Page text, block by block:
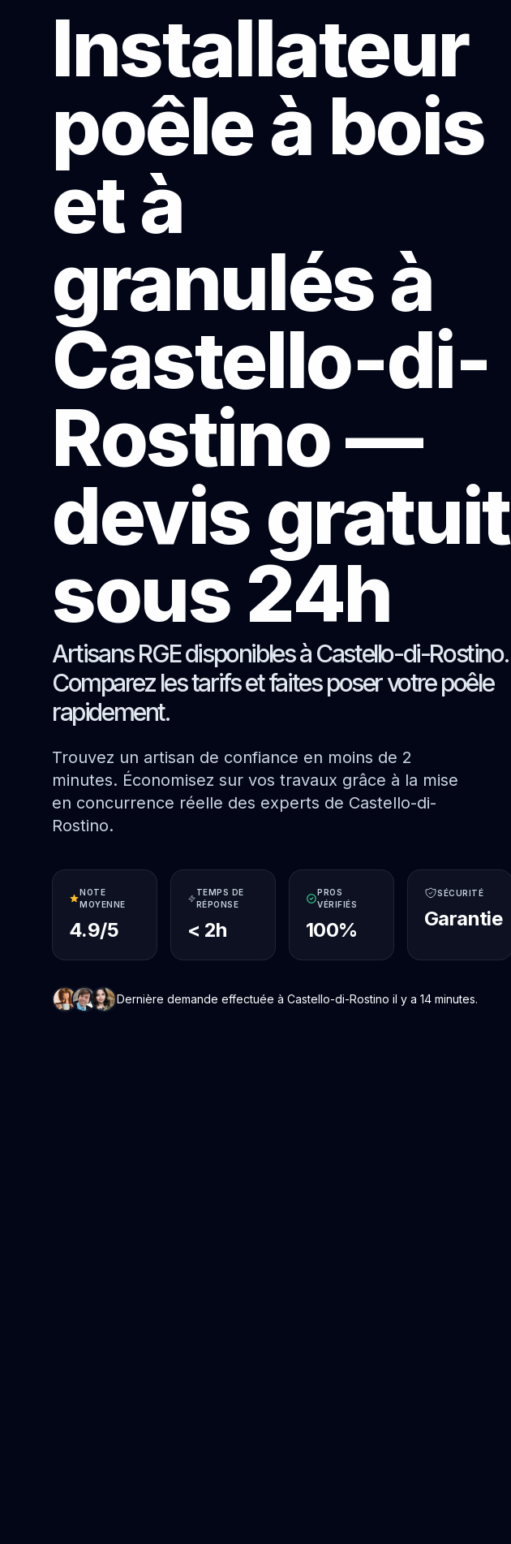
Installateur
poêle à bois
et à
granulés à
Castello-di-
Rostino —
devis gratuit
sous 24h
Artisans RGE disponibles à Castello-di-Rostino.
Comparez les tarifs et faites poser votre poêle
rapidement.
Trouvez un artisan de confiance en moins de 2
minutes. Économisez sur vos travaux grâce à la mise
en concurrence réelle des experts de Castello-di-
Rostino.
NOTE
MOYENNE
4.9/5
TEMPS DE
RÉPONSE
< 2h
PROS
VÉRIFIÉS
100%
SÉCURITÉ
Garantie
Dernière demande effectuée à Castello-di-Rostino il y a 14 minutes.